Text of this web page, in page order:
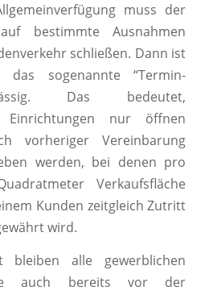
muss der
bestimmte Ausnahmen
schließen. Dann ist
sogenannte “Termin-
Das bedeutet,
Einrichtungen nur öffnen
vorheriger Vereinbarung
werden, bei denen pro
Verkaufsfläche
Kunden zeitgleich Zutritt
wird.
bleiben alle gewerblichen
auch bereits vor der